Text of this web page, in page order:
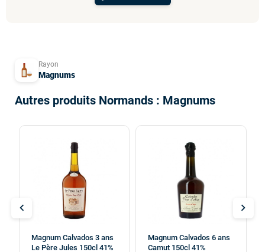
Rayon
Magnums
Autres produits Normands : Magnums
Magnum Calvados 3 ans
Le Père Jules 150cl 41%
Magnum Calvados 6 ans
Camut 150cl 41%
chevron_left chevron_right